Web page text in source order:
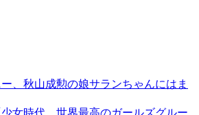
、秋山成勲の娘サランちゃんにはま
女時代、世界最高のガールズグルー